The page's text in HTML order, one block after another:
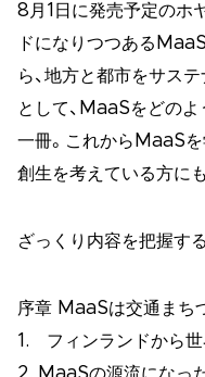
8月1日に発売予定のホ
ドになりつつある
ら、地方と都市をサス
として、MaaSをどの
一冊。これからMaaS
創生を考えている方に
ざっくり内容を把握する
序章 MaaSは交通まち
1. フィンランドから